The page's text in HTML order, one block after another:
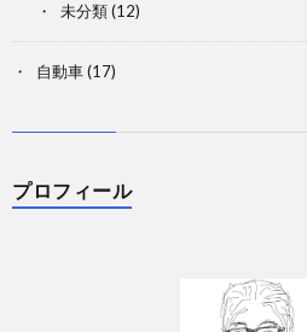
未分類(12)
自動車(17)
プロフィール